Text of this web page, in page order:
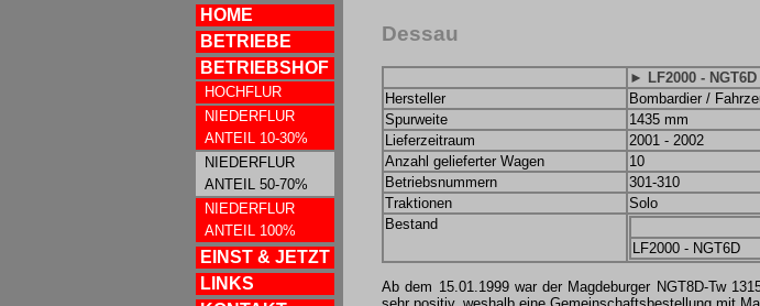
HOME
BETRIEBE
BETRIEBSHOF
HOCHFLUR
NIEDERFLUR
ANTEIL 10-30%
NIEDERFLUR
ANTEIL 50-70%
NIEDERFLUR
ANTEIL 100%
EINST & JETZT
LINKS
Dessau
► LF2000 - NGT6D
Hersteller
Bombardier /
Spurweite
1435 mm
Lieferzeitraum
2001 - 2002
Anzahl gelieferter Wagen
10
Betriebsnummern
301-310
Traktionen
Solo
Bestand
LF2000 - NGT6D
Ab dem 15.01.1999 war der Magdeburger NGT8D-Tw